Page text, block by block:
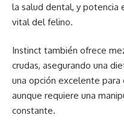
la salud dental, y potencia
vital del felino.
Instinct también ofrece
crudas, asegurando una
una opción excelente para
aunque requiere una
constante.